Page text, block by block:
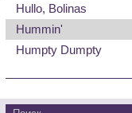
Hullo, Bolinas
Hummin'
Humpty Dumpty